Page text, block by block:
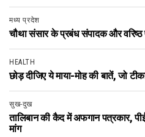
मध्य प्रदेश
चौथा संसार के प्रबंध संपादक और
HEALTH
छोड़ दीजिए ये माया-मोह की बातें, जो
सुख-दुख
तालिबान की कैद में अफगान पत्रकार,
मांग